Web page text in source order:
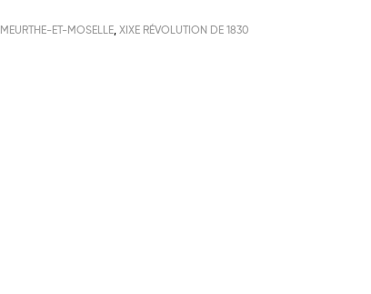
MEURTHE-ET-MOSELLE,XIXE RÉVOLUTION DE 1830